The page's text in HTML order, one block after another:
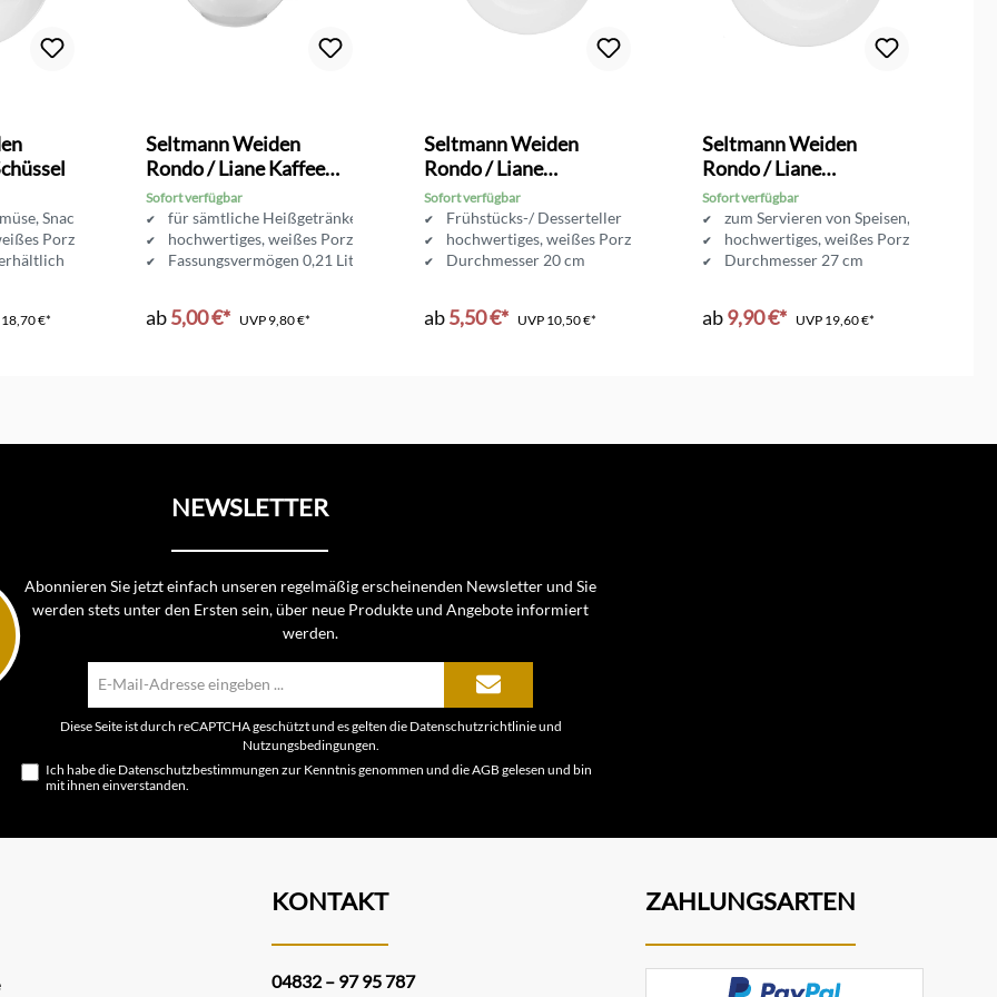
Snacks, Salat uvm.
Porzellan
18,70 €*
Seltmann Weiden
Rondo / Liane Kaffee
Obertasse 0,21 l
Sofort verfügbar
für sämtliche Heißgetränke
hochwertiges, weißes Porzellan
Fassungsvermögen 0,21 Liter
ab5,00 €* UVP 9,80 €*
Seltmann Weiden
Rondo / Liane
Frühstücksteller
Sofort verfügbar
Frühstücks-/ Desserteller
hochwertiges, weißes Porzellan
Durchmesser 20 cm
ab5,50 €* UVP 10,50 €*
Seltmann Weiden
Rondo / Liane
Speiseteller 27 cm
Sofort verfügbar
zum Servieren von Speisen, Snacks uvm.
hochwertiges, weißes Porzellan
Durchmesser 27 cm
ab9,90 €* UVP 19,60 €*
NEWSLETTER
Abonnieren Sie jetzt einfach unseren regelmäßig erscheinenden Newsletter und Sie
werden stets unter den Ersten sein, über neue Produkte und Angebote informiert
werden.
Mail-
Adresse*
Diese Seite ist durch reCAPTCHA geschützt und es gelten die Datenschutzrichtlinieund
Nutzungsbedingungen
Ich habe die Datenschutzbestimmungen zur Kenntnis genommen und dieAGB gelesen und bin
mit ihnen einverstanden.
KONTAKT
04832 – 97 95 787
ZAHLUNGSARTEN